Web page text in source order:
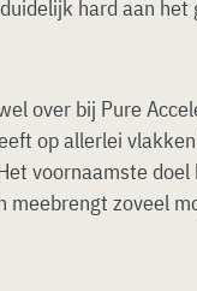
hard aan het
over bij Pure
op allerlei
voornaamste doel
meebrengt zoveel